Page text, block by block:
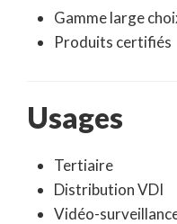
Gamme large
Produits certifiés
Usages
Tertiaire
Distribution VDI
Vidéo-